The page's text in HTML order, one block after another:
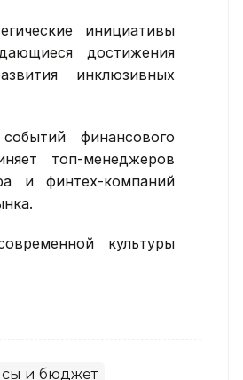
инициативы
достижения
инклюзивных
финансового
топ-менеджеров
и финтех-компаний
культуры
и бюджет